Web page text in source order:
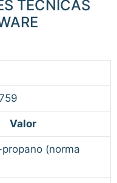
TÉCNICAS
Valor
(norma